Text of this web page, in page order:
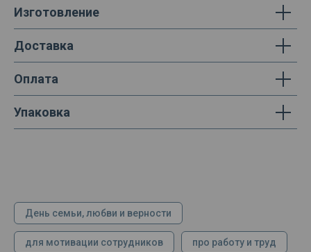
Изготовление
Доставка
Оплата
Упаковка
День семьи, любви и верности
для мотивации сотрудников про работу и труд